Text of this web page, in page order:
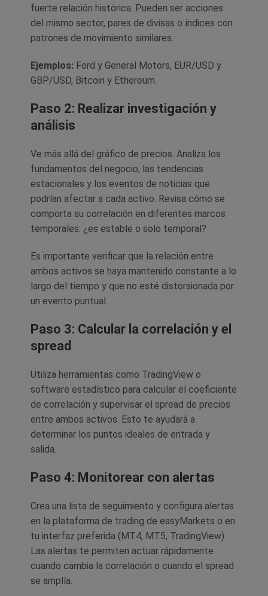
fuerte relación histórica. Pueden ser acciones
del mismo sector, pares de divisas o índices con
patrones de movimiento similares.
Ejemplos: Ford y General Motors, EUR/USD y
GBP/USD, Bitcoin y Ethereum.
Paso 2: Realizar investigación y
análisis
Ve más allá del gráfico de precios. Analiza los
fundamentos del negocio, las tendencias
estacionales y los eventos de noticias que
podrían afectar a cada activo. Revisa cómo se
comporta su correlación en diferentes marcos
temporales: ¿es estable o solo temporal?
Es importante verificar que la relación entre
ambos activos se haya mantenido constante a lo
largo del tiempo y que no esté distorsionada por
un evento puntual.
Paso 3: Calcular la correlación y el
spread
Utiliza herramientas como TradingView o
software estadístico para calcular el coeficiente
de correlación y supervisar el spread de precios
entre ambos activos. Esto te ayudará a
determinar los puntos ideales de entrada y
salida.
Paso 4: Monitorear con alertas
Crea una lista de seguimiento y configura alertas
en la plataforma de trading de easyMarkets o en
tu interfaz preferida (MT4, MT5, TradingView).
Las alertas te permiten actuar rápidamente
cuando cambia la correlación o cuando el spread
se amplía.